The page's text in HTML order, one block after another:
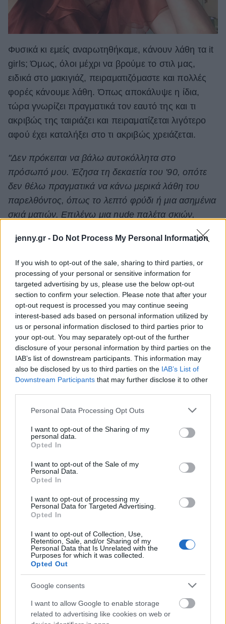
jenny.gr - Do Not Process My Personal Information
If you wish to opt-out of the sale, sharing to third parties, or
processing of your personal or sensitive information for
targeted advertising by us, please use the below opt-out
section to confirm your selection. Please note that after your
opt-out request is processed you may continue seeing
interest-based ads based on personal information utilized by
us or personal information disclosed to third parties prior to
your opt-out. You may separately opt-out of the further
disclosure of your personal information by third parties on the
IAB’s list of downstream participants. This information may
also be disclosed by us to third parties on the IAB’s List of
Downstream Participants that may further disclose it to other
Please note that this website/app uses one or more Google
not limited to your visit or usage behaviour. You may click to
grant or deny consent to Google and its third-party tags to
use your data for below specified purposes in below Google
consent section.
Personal Data Processing Opt Outs
I want to opt-out of the Sharing of my
personal data.
Opted In
I want to opt-out of the Sale of my
Personal Data.
Opted In
I want to opt-out of processing my
Personal Data for Targeted Advertising.
Opted In
I want to opt-out of Collection, Use,
Retention, Sale, and/or Sharing of my
Personal Data that Is Unrelated with the
Purposes for which it was collected.
Opted Out
Google consents
I want to allow Google to enable storage
related to advertising like cookies on web or
Φυσικά κι εμείς αναρωτηθήκαμε, κάνουν λάθη τα it
girls; Όμως, όλοι μέχρι να βρούμε το στιλ μας,
ειδικά στο μακιγιάζ, πειραματιζόμαστε και πολλές
φορές κάνουμε λάθη. Όπως αποκάλυψε η ίδια,
τώρα γνωρίζει πραγματικά τον εαυτό της και τι
ακριβώς της ταιριάζει και πειραματίζεται λιγότερο
αφού έχει καταλήξει στο τι ακριβώς χρειάζεται.
"Δεν πρόκειται να βάλω αυτοκόλλητα στο
πρόσωπό μου. Έζησα τη δεκαετία του '90, οπότε
δεν θέλω πραγματικά να κάνω μερικά λάθη του
παρελθόντος, όπως το λεπτό φρύδι ή μια ασημένια
σκιά ματιών. Επιλέγω μια nude παλέτα σκιών,
πρόσωπό μου θέλω πάντα να φαίνεται φρέσκο και
Κεντρική φωτογραφία: Splash Ideal Images